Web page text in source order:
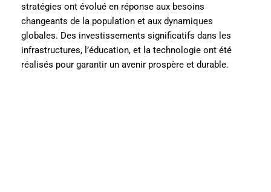
stratégies ont évolué en réponse aux besoins
changeants de la population et aux dynamiques
globales. Des investissements significatifs dans les
infrastructures, l’éducation, et la technologie ont été
réalisés pour garantir un avenir prospère et durable.